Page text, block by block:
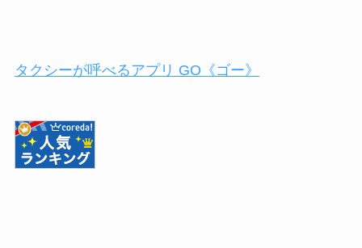
タクシーが呼べるアプリ GO《ゴー》